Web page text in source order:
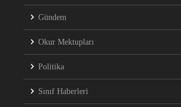
Gündem
Okur Mektupları
Politika
Sınıf Haberleri